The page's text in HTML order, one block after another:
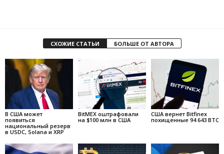
СХОЖИЕ СТАТЬИ БОЛЬШЕ ОТ АВТОРА
В США может
появиться
национальный резерв
в USDC, Solana и XRP
BitMEX оштрафовали
на $100 млн в США
США вернет Bitfinex
похищенные 94 643 BTC